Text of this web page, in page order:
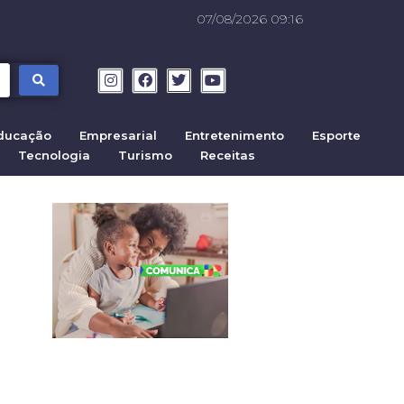
07/08/2026 09:16
Empresarial Entretenimento
Esporte
Tecnologia Turismo Receitas